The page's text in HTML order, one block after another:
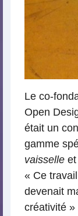
Le co-
Open
était un
gamme
vaisselle
« Ce
devenait
créativité »